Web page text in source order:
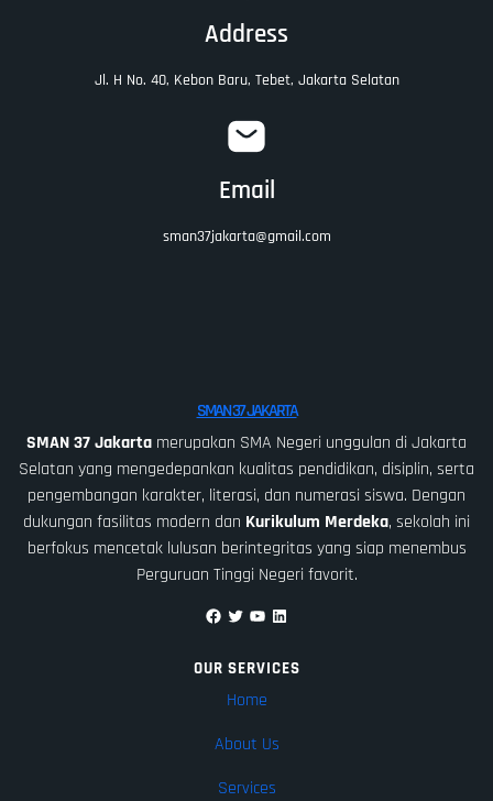
Address
Jl. H No. 40, Kebon Baru, Tebet, Jakarta Selatan
Email
sman37jakarta@gmail.com
SMAN 37 JAKARTA
SMAN 37 Jakarta merupakan SMA Negeri unggulan di Jakarta
Selatan yang mengedepankan kualitas pendidikan, disiplin, serta
pengembangan karakter, literasi, dan numerasi siswa. Dengan
dukungan fasilitas modern dan Kurikulum Merdeka, sekolah ini
berfokus mencetak lulusan berintegritas yang siap menembus
Perguruan Tinggi Negeri favorit.
Facebook Twitter YouTube LinkedIn
OUR SERVICES
Home
About Us
Services